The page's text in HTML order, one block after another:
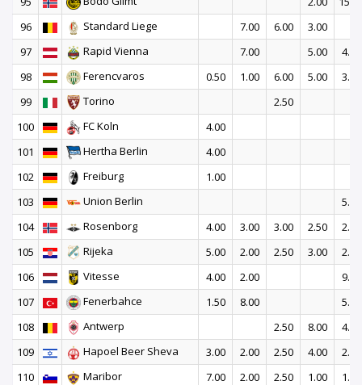
96
Standard Liege 7.00 6.00
3.00
97
Rapid Vienna 7.00 5.00
4.00
98
Ferencvaros 0.50 1.00 6.00 5.00
3.00
99
Torino
2.50
100
FC Koln
4.00
101
Hertha Berlin
4.00
102
Freiburg
1.00
103
Union Berlin
5.00
104
Rosenborg 4.00 3.00 3.00 2.50
2.50
105
Rijeka 5.00 2.00 2.50 3.00
2.50
106
Vitesse 4.00 2.00
9.00
107
Fenerbahce 1.50 8.00
5.00
108
Antwerp 2.50 8.00
4.00
109
Hapoel Beer Sheva 3.00 2.00 2.50 4.00
2.50
110
Maribor 7.00 2.00 2.50 1.00
1.50